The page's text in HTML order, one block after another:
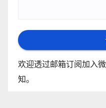
欢迎透过邮箱订阅加入
知。